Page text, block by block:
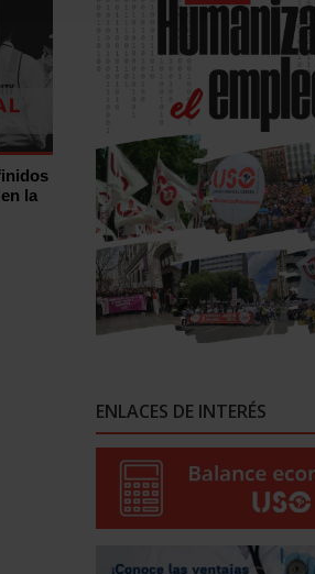
la
ENLACES DE INTERÉS